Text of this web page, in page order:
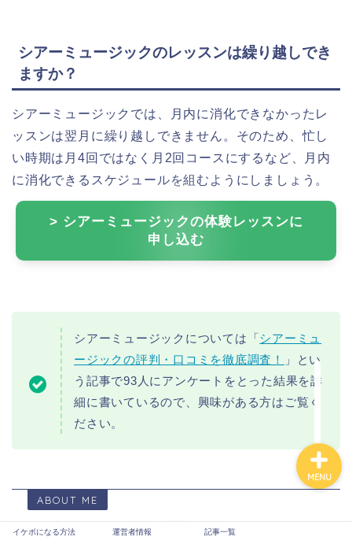
シアーミュージックのレッスンは繰り越しでき
ますか？
シアーミュージックでは、月内に消化できなかったレ
ッスンは翌月に繰り越しできません。そのため、忙し
い時期は月4回ではなく月2回コースにするなど、月内
に消化できるスケジュールを組むようにしましょう。
> シアーミュージックの体験レッスンに
申し込む
シアーミュージックについては「シアーミュ
ージックの評判・口コミを徹底調査！
」とい
う記事で93人にアンケートをとった結果を詳
細に書いているので、興味がある方はご覧く
ださい。
ABOUT ME
イケボになる方法 運営者情報 記事一覧
MENU
運営者情報
記事一覧